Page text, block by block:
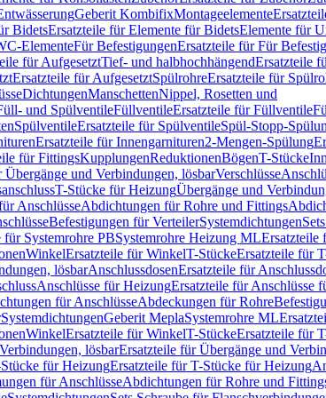
Geberit KombifixMontageelemente
BidetsErsatzteile für Elemente für BidetsElemente für
ElementeFür BefestigungenErsatzteile für Für
für AufgesetztTief- und halbhochhängendErsatzteile
Ersatzteile für AufgesetztSpülrohreErsatzteile für
DichtungenManschettenNippel, Rosetten und
und SpülventileFüllventileErsatzteile für Füllventile
SpülventileErsatzteile für SpülventileSpül-Stopp-
Ersatzteile für Innengarnituren2-Mengen-Spülung
für FittingsKupplungenReduktionenBögenT-Stücke
Übergänge und Verbindungen, lösbarVerschlüsse
T-Stücke für HeizungÜbergänge und
AnschlüsseAbdichtungen für Rohre und Fittings
Befestigungen für VerteilerSystemdichtungen
für Systemrohre PBSystemrohre Heizung MLErsatzteile
WinkelErsatzteile für WinkelT-StückeErsatzteile für
lösbarAnschlussdosenErsatzteile für
Anschlüsse für HeizungErsatzteile für Anschlüsse
für AnschlüsseAbdeckungen für Rohre
SystemdichtungenGeberit MeplaSystemrohre ML
WinkelErsatzteile für WinkelT-StückeErsatzteile für
lösbarErsatzteile für Übergänge und
für HeizungErsatzteile für T-Stücke für Heizung
für AnschlüsseAbdichtungen für Rohre und